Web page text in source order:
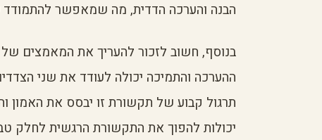
הבנה והערכה הדדית, מה שמאפשר להתמודד
בנוסף, חשוב לזכור להעריך את המאמצים של
ההערכה והתמיכה יכולה לעודד את שני
תרגול קבוע של תקשורת זו יבסס את האמון
יכולות להפוך את התקשורת הרגשית לחלק